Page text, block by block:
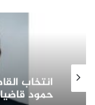
انتخاب القاضي
حمود قاضيا في